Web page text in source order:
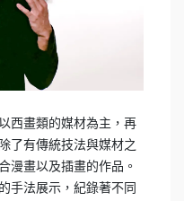
西畫類的媒材為主，再
了有傳統技法與媒材之
漫畫以及插畫的作品。
手法展示，紀錄著不同